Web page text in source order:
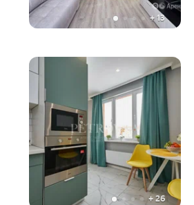
+ 13
+ 26